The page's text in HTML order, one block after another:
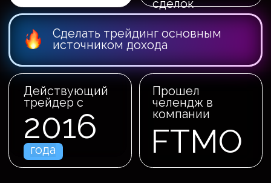
Увеличивается размер
Уверенность возрастает в 5-6
раз
На 80% падает необходимость в
информационном шуме
Набор элементов используемых
в торговле увеличивается в 10-
15 раз
Системность возрастает в 10
раз
Уменьшается время
провождения в рынке в два, а то